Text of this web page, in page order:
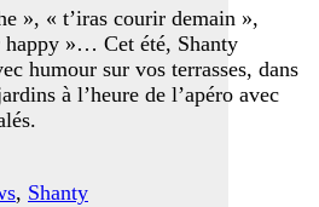
», « t’iras courir demain »,
happy »… Cet été, Shanty
humour sur vos terrasses, dans
à l’heure de l’apéro avec
, Shanty